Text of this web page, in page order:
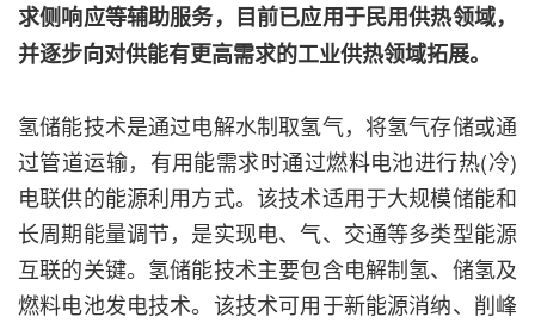
求侧响应等辅助服务，目前已应用于民用供热领域，
并逐步向对供能有更高需求的工业供热领域拓展。
氢储能技术是通过电解水制取氢气，将氢气存储或通
过管道运输，有用能需求时通过燃料电池进行热(冷)
电联供的能源利用方式。该技术适用于大规模储能和
长周期能量调节，是实现电、气、交通等多类型能源
互联的关键。氢储能技术主要包含电解制氢、储氢及
燃料电池发电技术。该技术可用于新能源消纳、削峰